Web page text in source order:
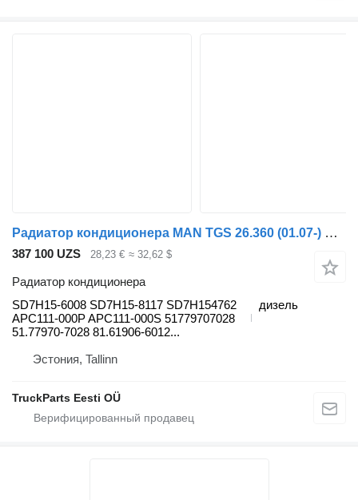
Радиатор кондиционера MAN TGS 26.360 (01.07-) SD7H15-6008 для тягача MAN TGL, TGM, TGS, TGX (2005-2021)
387 100 UZS 28,23 € ≈ 32,62 $
Радиатор кондиционера
SD7H15-6008 SD7H15-8117 SD7H154762
APC111-000P APC111-000S 51779707028
51.77970-7028 81.61906-6012...
дизель
Эстония, Tallinn
TruckParts Eesti OÜ